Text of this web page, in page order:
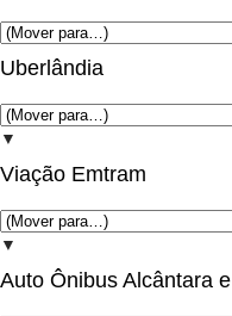
Uberlândia
▼
Viação Emtram
▼
Auto Ônibus Alcântara